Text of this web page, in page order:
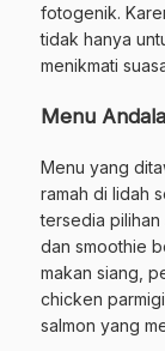
fotogenik.
tidak hanya
menikmati
Menu
Menu yang
ramah di lidah
tersedia
dan smoothie
makan siang,
chicken
salmon yang